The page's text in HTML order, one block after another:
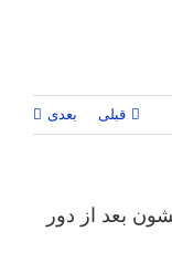
قبلی بعدی
بعد از دور